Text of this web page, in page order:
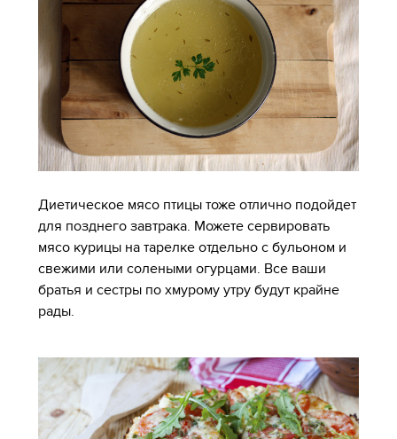
Диетическое мясо птицы тоже отлично подойдет
для позднего завтрака. Можете сервировать
мясо курицы на тарелке отдельно с бульоном и
свежими или солеными огурцами. Все ваши
братья и сестры по хмурому утру будут крайне
рады.